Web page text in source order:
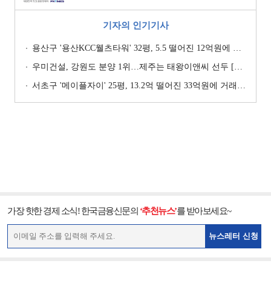
기자의 인기기사
용산구 '용산KCC웰츠타워' 32평, 5.5 떨어진 12억원에 거래 [일일 하락가]
우미건설, 강원도 분양 1위…제주는 태왕이앤씨 선두 [이 지역 분양왕-강원·제주]
서초구 '메이플자이' 25평, 13.2억 떨어진 33억원에 거래 [일일 하락가]
가장 핫한 경제 소식! 한국금융신문의 ‘추천뉴스’를 받아보세요~
뉴스레터 신청